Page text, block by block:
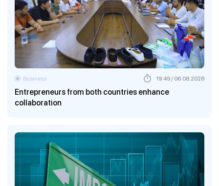
Entrepreneurs from both countries enhance
collaboration
Business 19:49 / 06.08.2026